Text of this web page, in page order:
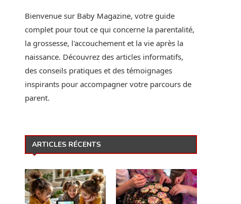
Bienvenue sur Baby Magazine, votre guide
complet pour tout ce qui concerne la parentalité,
la grossesse, l'accouchement et la vie après la
naissance. Découvrez des articles informatifs,
des conseils pratiques et des témoignages
inspirants pour accompagner votre parcours de
parent.
ARTICLES RÉCENTS